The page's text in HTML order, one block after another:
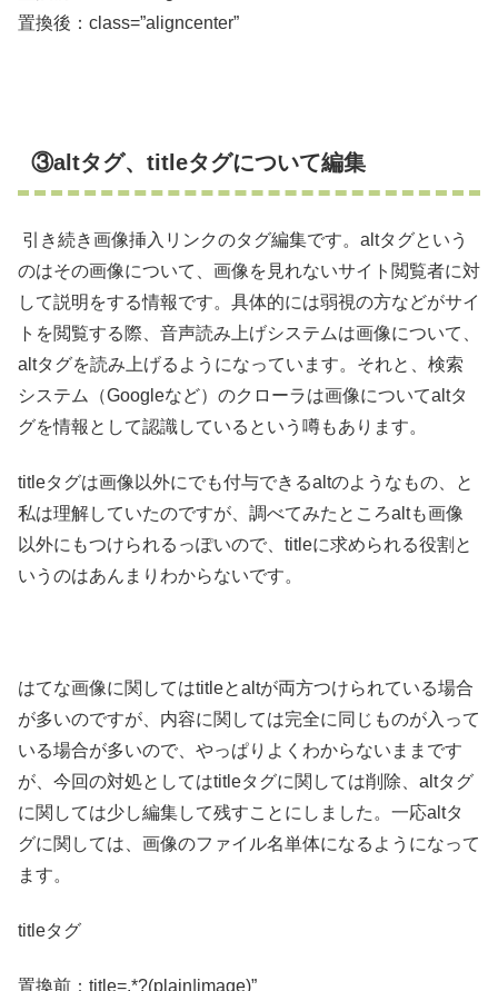
置換後：class=”aligncenter”
③altタグ、titleタグについて編集
引き続き画像挿入リンクのタグ編集です。altタグという
のはその画像について、画像を見れないサイト閲覧者に対
して説明をする情報です。具体的には弱視の方などがサイ
トを閲覧する際、音声読み上げシステムは画像について、
altタグを読み上げるようになっています。それと、検索
システム（Googleなど）のクローラは画像についてaltタ
グを情報として認識しているという噂もあります。
titleタグは画像以外にでも付与できるaltのようなもの、と
私は理解していたのですが、調べてみたところaltも画像
以外にもつけられるっぽいので、titleに求められる役割と
いうのはあんまりわからないです。
はてな画像に関してはtitleとaltが両方つけられている場合
が多いのですが、内容に関しては完全に同じものが入って
いる場合が多いので、やっぱりよくわからないままです
が、今回の対処としてはtitleタグに関しては削除、altタグ
に関しては少し編集して残すことにしました。一応altタ
グに関しては、画像のファイル名単体になるようになって
ます。
titleタグ
置換前：title=.*?(plain|image)”